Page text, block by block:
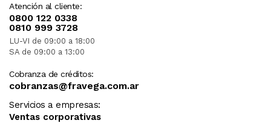
Atención al cliente:
0800 122 0338
0810 999 3728
LU-VI de 09:00 a 18:00
SA de 09:00 a 13:00
Cobranza de créditos:
cobranzas@fravega.com.ar
Servicios a empresas:
Ventas corporativas